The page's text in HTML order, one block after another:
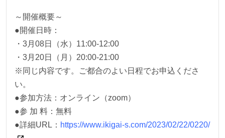
～開催概要～
●開催日時：
・3月08日（水）11:00-12:00
・3月20日（月）20:00-21:00
※同じ内容です。ご都合のよい日程でお申込くださ
い。
●参加方法：オンライン（zoom）
●参 加 料：無料
●詳細URL： https://www.ikigai-s.com/2023/02/22/0220/